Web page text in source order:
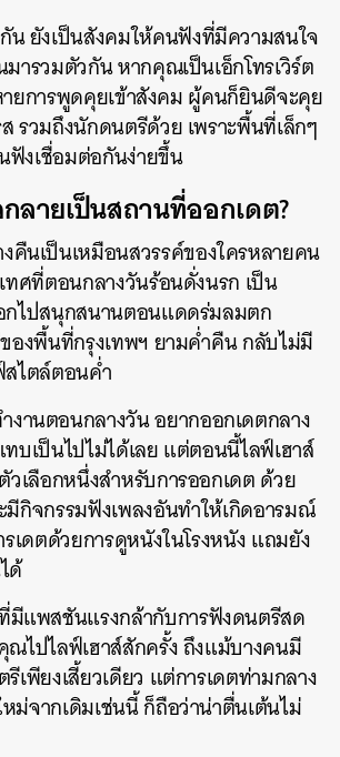
น ยังเป็นสังคมให้คนฟังที่มีความสนใจ
ารวมตัวกัน หากคุณเป็นเอ็กโทรเวิร์ต
ยการพูดคุยเข้าสังคม ผู้คนก็ยินดีจะคุย
รวมถึงนักดนตรีด้วย เพราะพื้นที่เล็กๆ
งเชื่อมต่อกันง่ายขึ้น
ลายเป็นสถานที่ออกเดต?
คืนเป็นเหมือนสวรรค์ของใครหลายคน
ทศที่ตอนกลางวันร้อนดั่งนรก เป็น
กไปสนุกสนานตอนแดดร่มลมตก
องพื้นที่กรุงเทพฯ ยามค่ำคืน กลับไม่มี
ไตล์ตอนค่ำ
งานตอนกลางวัน อยากออกเดตกลาง
บเป็นไปไม่ได้เลย แต่ตอนนี้ไลฟ์เฮาส์
วเลือกหนึ่งสำหรับการออกเดต ด้วย
กิจกรรมฟังเพลงอันทำให้เกิดอารมณ์
เดตด้วยการดูหนังในโรงหนัง แถมยัง
ด้
มีแพสชันแรงกล้ากับการฟังดนตรีสด
ไปไลฟ์เฮาส์สักครั้ง ถึงแม้บางคนมี
เพียงเสี้ยวเดียว แต่การเดตท่ามกลาง
จากเดิมเช่นนี้ ก็ถือว่าน่าตื่นเต้นไม่
TWEET LINE EMAIL